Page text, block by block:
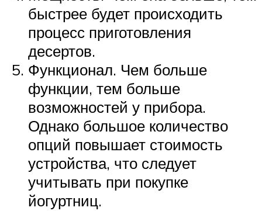
быстрее будет происходить
процесс приготовления
десертов.
Функционал. Чем больше
функции, тем больше
возможностей у прибора.
Однако большое количество
опций повышает стоимость
устройства, что следует
учитывать при покупке
йогуртниц.